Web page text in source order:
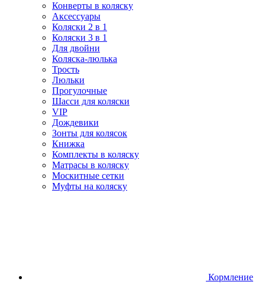
Конверты в коляску
Аксессуары
Коляски 2 в 1
Коляски 3 в 1
Для двойни
Коляска-люлька
Трость
Люльки
Прогулочные
Шасси для коляски
VIP
Дождевики
Зонты для колясок
Книжка
Комплекты в коляску
Матрасы в коляску
Москитные сетки
Муфты на коляску
Кормление